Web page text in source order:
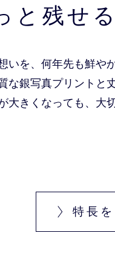
と残せ
いを、何年先も鮮や
な銀写真プリントと
大きくなっても、大
特長